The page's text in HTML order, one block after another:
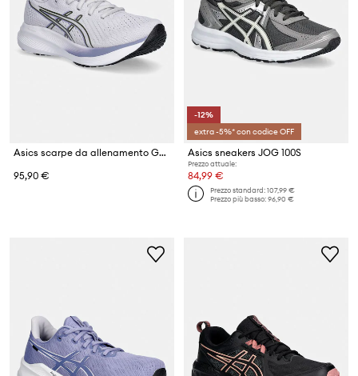
Asics scarpe da allenamento GEL-EXCITE 11
95,90 €
-12%
extra -5%* con codice OFF
Asics sneakers JOG 100S
Prezzo attuale:
84,99 €
Prezzo standard:107,99 €
Prezzo più basso:96,90 €